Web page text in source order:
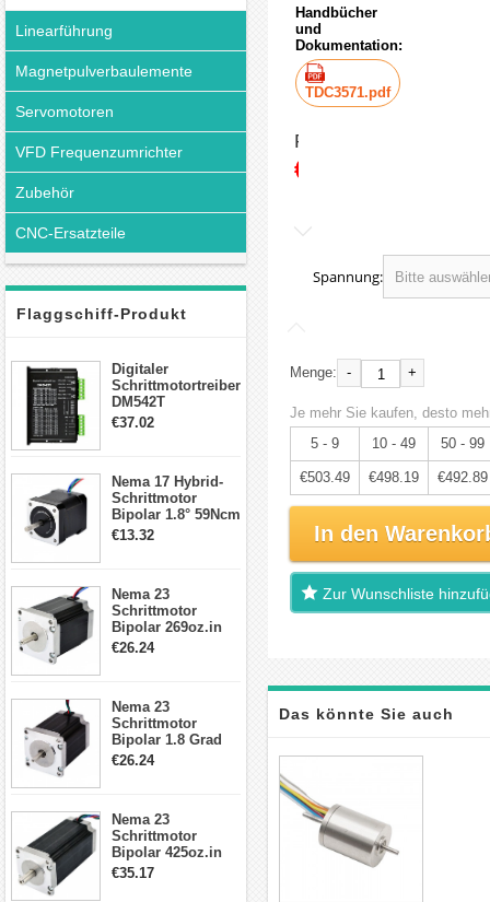
Linearführung
Magnetpulverbaulemente
Servomotoren
VFD Frequenzumrichter
Zubehör
CNC-Ersatzteile
Flaggschiff-Produkt
Digitaler
Schrittmotortreiber
DM542T
Schrittmotor
Schrittmotor
€37.02
Nema 17 Hybrid-
Schrittmotor
Bipolar 1.8° 59Ncm
2A 4 Drähte mit 1m
€13.32
Nema 23
Schrittmotor
Bipolar 269oz.in
2,8A 57x57x76mm
€26.24
Nema 23
Schrittmotor
Bipolar 1.8 Grad
1.9Nm 3A 3.36V 4
€26.24
Nema 23
Schrittmotor
Bipolar 425oz.in
4.2A 57x57x114mm
€35.17
Handbücher
und
Dokumentation:
TDC3571.pdf
Preis:
€529.99
Spannung:
Menge: - +
Je mehr Sie kaufen, desto
5 - 9
10 - 49 50 - 99
€503.49 €498.19 €492.89
In den
Zur Wunschliste
Das könnte Sie auch
interessieren